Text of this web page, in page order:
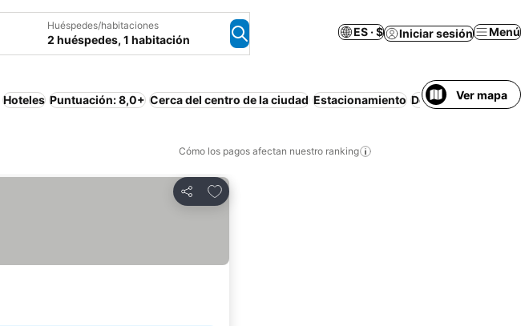
Huéspedes/habitaciones
2 huéspedes, 1 habitación
ES · $ Iniciar sesión Menú
Hoteles Puntuación: 8,0+ Cerca del centro de la ciudad Estacionamiento Desayuno incluido
Ver mapa
Cómo los pagos afectan nuestro ranking
Compartir
Agregar a favoritos